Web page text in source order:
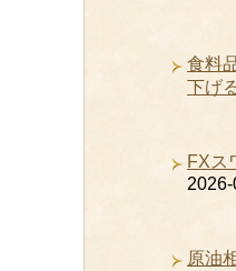
食料
下げ
FXス
原油